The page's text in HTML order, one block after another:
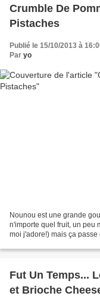
Crumble De
Pistaches
Publié le 15/10/2013 à
Par yo
Nounou est une grande
n'importe quel fruit, un peu
moi j'adore!) mais ça
Fut Un Temps...
et Brioche